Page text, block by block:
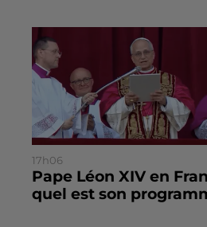
17h06
Pape Léon XIV en
quel est son